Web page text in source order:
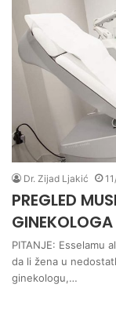
Dr. Zijad Ljakić
PREGLED
GINEKOLOGA
PITANJE: Esselamu
da li žena u
ginekologu,…